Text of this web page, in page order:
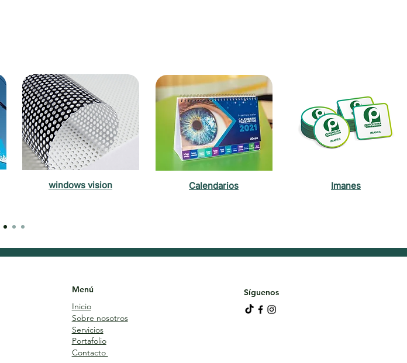
windows vision Calendarios Imanes
Menú
Inicio
Sobre nosotros
Servicios
Portafolio
Contacto
Síguenos